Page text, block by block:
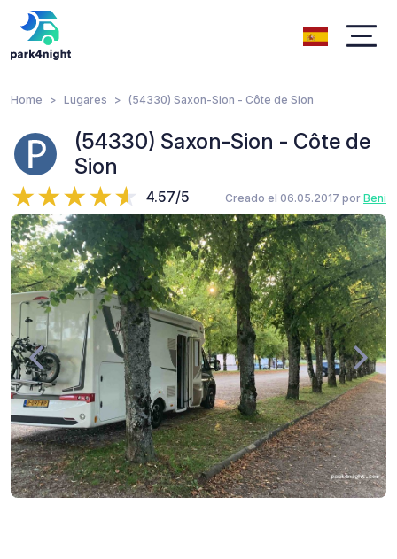
Home Lugares (54330) Saxon-Sion - Côte de Sion
(54330) Saxon-Sion - Côte de
Sion
4.57/5 Creado el 06.05.2017 por Beni